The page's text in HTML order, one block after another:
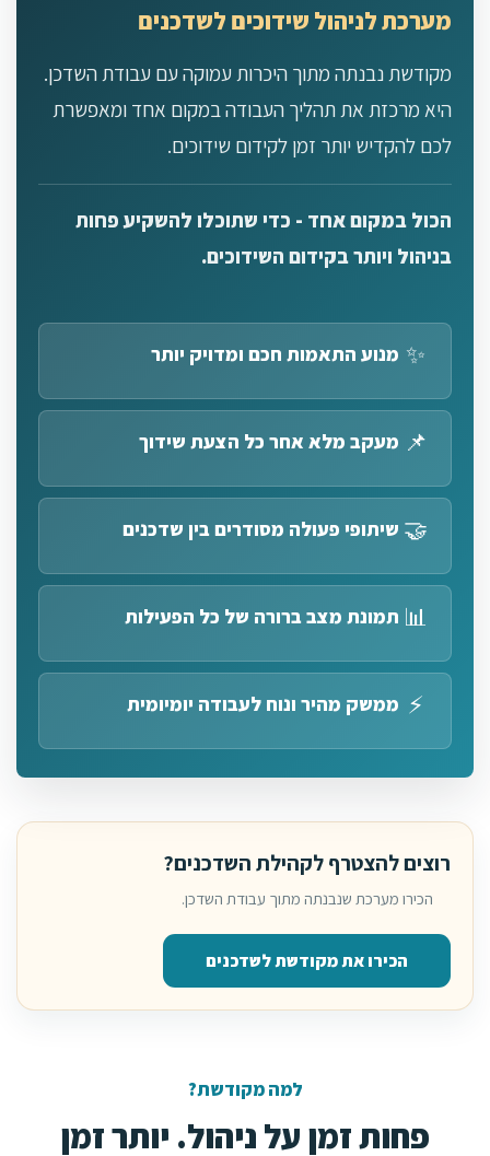
מערכת לניהול שידוכים לשדכנים
מקודשת נבנתה מתוך היכרות עמוקה עם עבודת השדכן.
היא מרכזת את תהליך העבודה במקום אחד ומאפשרת
לכם להקדיש יותר זמן לקידום שידוכים.
הכול במקום אחד - כדי שתוכלו להשקיע פחות
בניהול ויותר בקידום השידוכים.
✨ מנוע התאמות חכם ומדויק יותר
📌 מעקב מלא אחר כל הצעת שידוך
🤝 שיתופי פעולה מסודרים בין שדכנים
📊 תמונת מצב ברורה של כל הפעילות
⚡ ממשק מהיר ונוח לעבודה יומיומית
רוצים להצטרף לקהילת השדכנים?
הכירו מערכת שנבנתה מתוך עבודת השדכן.
הכירו את מקודשת לשדכנים
למה מקודשת?
פחות זמן על ניהול. יותר זמן